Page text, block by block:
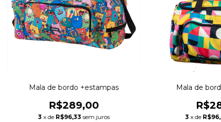
Mala de bordo +estampas
R$289,00
3 x de R$96,33 sem juros
Mala de
3 x de